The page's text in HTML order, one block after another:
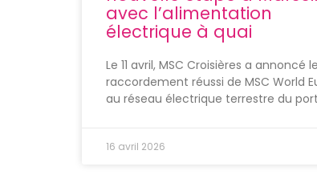
avec l’alimentation
électrique à quai
Le 11 avril, MSC Croisières a annoncé le
raccordement réussi de MSC World
au réseau électrique terrestre du port
16 avril 2026